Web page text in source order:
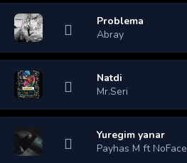
Problema
Abray
Natdi
Mr.Seri
Yuregim yanar
Payhas M ft NoFace